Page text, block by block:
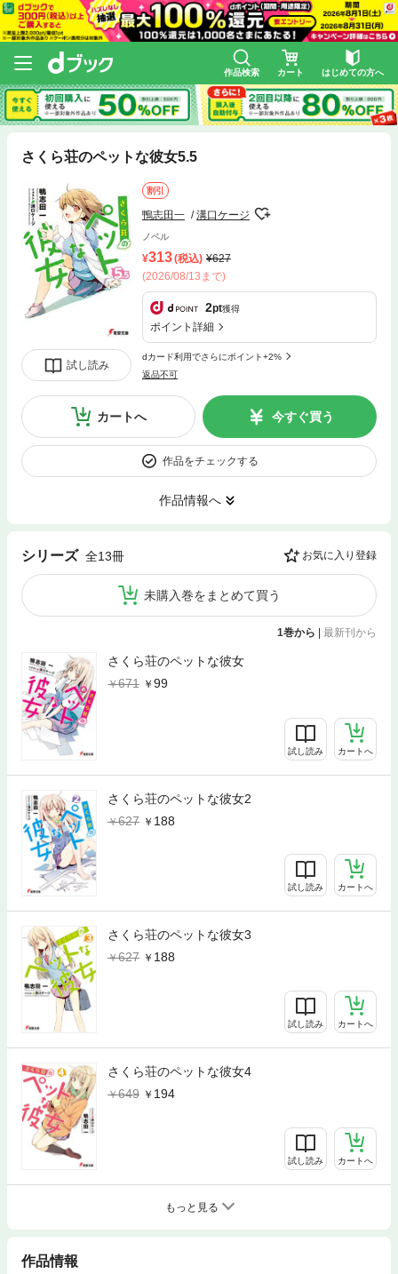
作品検索 カート はじめての方へ
さくら荘のペットな彼女5.5
試し読み
割引
鴨志田一 溝口ケージ
ノベル
313(税込)
627
(2026/08/13まで)
2pt獲得
ポイント詳細
dカード利用でさらにポイント+2%
返品不可
カートへ 今すぐ買う
作品をチェックする
作品情報へ
シリーズ 全13冊 お気に入り登録
未購入巻をまとめて買う
1巻から | 最新刊から
さくら荘のペットな彼女
671
99
試し読み カートへ
さくら荘のペットな彼女2
627
188
試し読み カートへ
さくら荘のペットな彼女3
627
188
試し読み カートへ
さくら荘のペットな彼女4
649
194
試し読み カートへ
もっと見る
作品情報